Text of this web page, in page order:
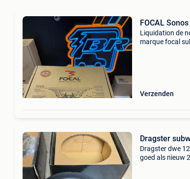
FOCAL
Liquidation de
marque focal
Verzenden
Dragster
Dragster dwe
goed als nieuw